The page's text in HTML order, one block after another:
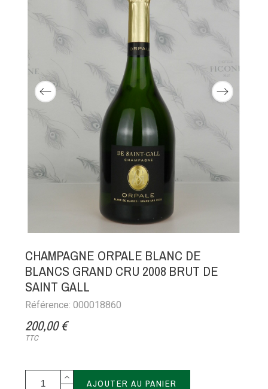
CHAMPAGNE ORPALE BLANC DE
BLANCS GRAND CRU 2008 BRUT DE
SAINT GALL
Référence: 000018860
200,00 €
TTC
AJOUTER AU PANIER